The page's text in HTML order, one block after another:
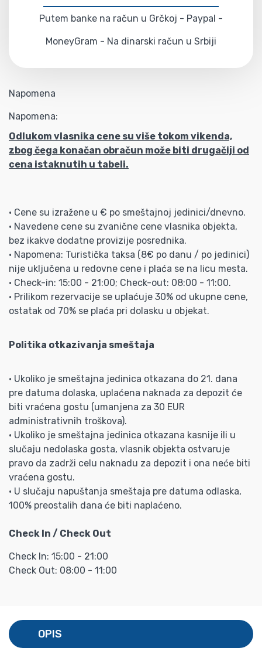
Putem banke na račun u Grčkoj - Paypal -
MoneyGram - Na dinarski račun u Srbiji
Napomena
Napomena:
Odlukom vlasnika cene su više tokom vikenda,
zbog čega konačan obračun može biti drugačiji od
cena istaknutih u tabeli.
• Cene su izražene u € po smeštajnoj jedinici/dnevno.
• Navedene cene su zvanične cene vlasnika objekta,
bez ikakve dodatne provizije posrednika.
• Napomena: Turistička taksa (8€ po danu / po jedinici)
nije uključena u redovne cene i plaća se na licu mesta.
• Check-in: 15:00 - 21:00; Check-out: 08:00 - 11:00.
• Prilikom rezervacije se uplaćuje 30% od ukupne cene,
ostatak od 70% se plaća pri dolasku u objekat.
Politika otkazivanja smeštaja
• Ukoliko je smeštajna jedinica otkazana do 21. dana
pre datuma dolaska, uplaćena naknada za depozit će
biti vraćena gostu (umanjena za 30 EUR
administrativnih troškova).
• Ukoliko je smeštajna jedinica otkazana kasnije ili u
slučaju nedolaska gosta, vlasnik objekta ostvaruje
pravo da zadrži celu naknadu za depozit i ona neće biti
vraćena gostu.
• U slučaju napuštanja smeštaja pre datuma odlaska,
100% preostalih dana će biti naplaćeno.
Check In / Check Out
Check In: 15:00 - 21:00
Check Out: 08:00 - 11:00
OPIS